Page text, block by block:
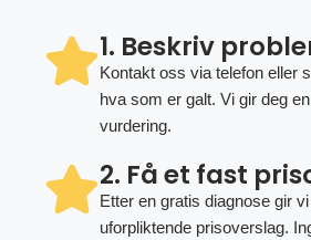
1. Beskriv
Kontakt oss via telefon eller
hva som er galt. Vi gir deg
vurdering.
2. Få et fast
Etter en gratis diagnose gir
uforpliktende prisoverslag.